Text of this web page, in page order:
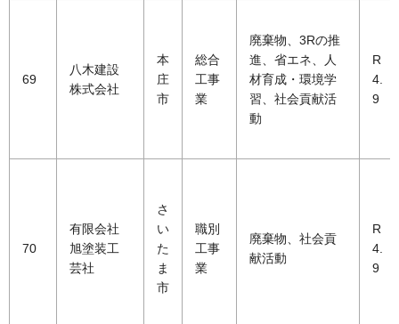
69
八木建設
株式会社
本
庄
市
総合
工事
業
廃棄物、3Rの推
進、省エネ、人
材育成・環境学
習、社会貢献活
動
R
4.
9
70
有限会社
旭塗装工
芸社
さ
い
た
ま
市
職別
工事
業
廃棄物、社会貢
献活動
R
4.
9